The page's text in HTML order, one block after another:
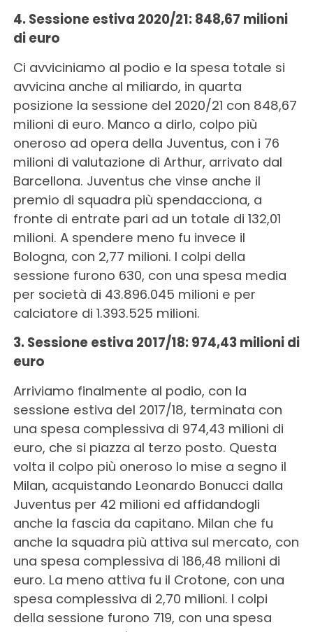
4. Sessione estiva 2020/21: 848,67 milioni
di euro
Ci avviciniamo al podio e la spesa totale si
avvicina anche al miliardo, in quarta
posizione la sessione del 2020/21 con 848,67
milioni di euro. Manco a dirlo, colpo più
oneroso ad opera della Juventus, con i 76
milioni di valutazione di Arthur, arrivato dal
Barcellona. Juventus che vinse anche il
premio di squadra più spendacciona, a
fronte di entrate pari ad un totale di 132,01
milioni. A spendere meno fu invece il
Bologna, con 2,77 milioni. I colpi della
sessione furono 630, con una spesa media
per società di 43.896.045 milioni e per
calciatore di 1.393.525 milioni.
3. Sessione estiva 2017/18: 974,43 milioni di
euro
Arriviamo finalmente al podio, con la
sessione estiva del 2017/18, terminata con
una spesa complessiva di 974,43 milioni di
euro, che si piazza al terzo posto. Questa
volta il colpo più oneroso lo mise a segno il
Milan, acquistando Leonardo Bonucci dalla
Juventus per 42 milioni ed affidandogli
anche la fascia da capitano. Milan che fu
anche la squadra più attiva sul mercato, con
una spesa complessiva di 186,48 milioni di
euro. La meno attiva fu il Crotone, con una
spesa complessiva di 2,70 milioni. I colpi
della sessione furono 719, con una spesa